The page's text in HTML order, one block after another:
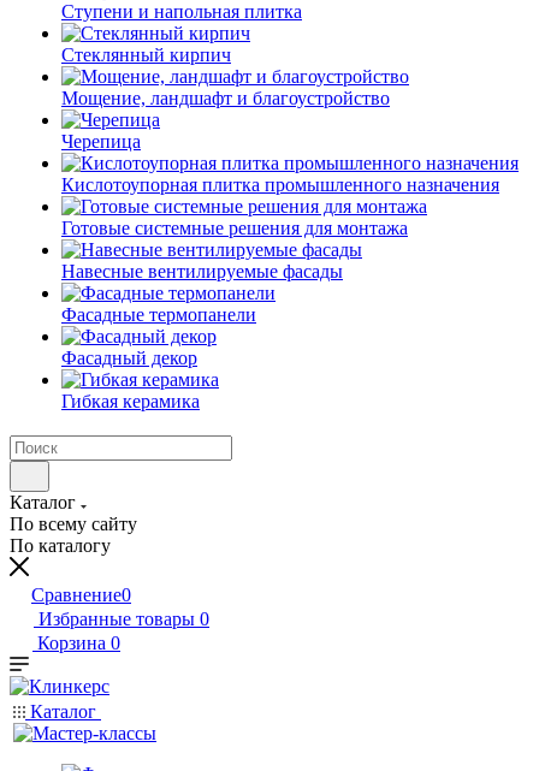
Ступени и напольная плитка
Cтеклянный кирпич
Мощение, ландшафт и благоустройство
Черепица
Кислотоупорная плитка промышленного назначения
Готовые системные решения для монтажа
Навесные вентилируемые фасады
Фасадные термопанели
Фасадный декор
Гибкая керамика
Каталог
По всему сайту
По каталогу
Сравнение0
Избранные товары 0
Корзина 0
Каталог